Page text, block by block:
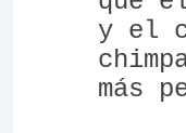
y el
más